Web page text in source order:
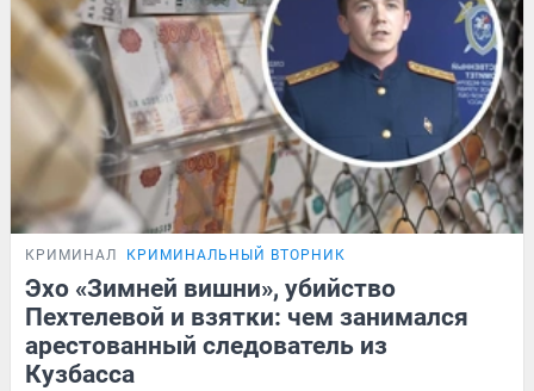
КРИМИНАЛ КРИМИНАЛЬНЫЙ ВТОРНИК
Эхо «Зимней вишни», убийство
Пехтелевой и взятки: чем занимался
арестованный следователь из
Кузбасса